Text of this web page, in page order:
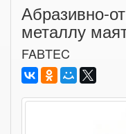
Абразивно-
металлу
FABTEC